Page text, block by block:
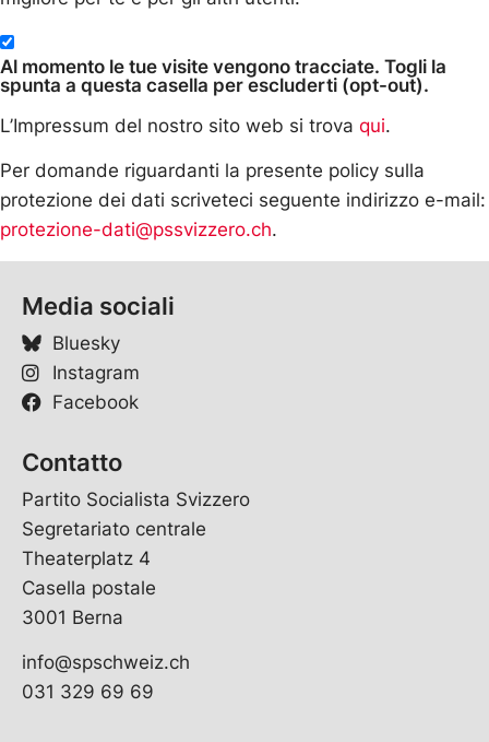
Al momento le tue visite vengono tracciate. Togli la
spunta a questa casella per escluderti (opt-out).
L’Impressum del nostro sito web si trova qui.
Per domande riguardanti la presente policy sulla
protezione dei dati scriveteci seguente indirizzo e-mail:
protezione-dati@pssvizzero.ch.
Media sociali
Bluesky
Instagram
Facebook
Contatto
Partito Socialista Svizzero
Segretariato centrale
Theaterplatz 4
Casella postale
3001 Berna
info@spschweiz.ch
031 329 69 69